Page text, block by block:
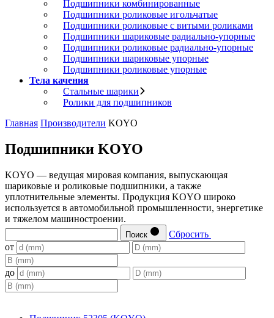
Подшипники комбинированные
Подшипники роликовые игольчатые
Подшипники роликовые с витыми роликами
Подшипники шариковые радиально-упорные
Подшипники роликовые радиально-упорные
Подшипники шариковые упорные
Подшипники роликовые упорные
Тела качения
Стальные шарики
Ролики для подшипников
Главная Производители KOYO
Подшипники KOYO
KOYO — ведущая мировая компания, выпускающая
шариковые и роликовые подшипники, а также
уплотнительные элементы. Продукция KOYO широко
используется в автомобильной промышленности, энергетике
и тяжелом машиностроении.
Поиск
Сбросить
от
до